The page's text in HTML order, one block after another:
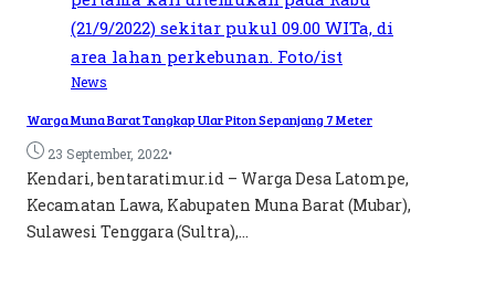
News
Warga Muna Barat Tangkap Ular Piton Sepanjang 7 Meter
23 September, 2022•
Kendari, bentaratimur.id – Warga Desa Latompe,
Kecamatan Lawa, Kabupaten Muna Barat (Mubar),
Sulawesi Tenggara (Sultra),...